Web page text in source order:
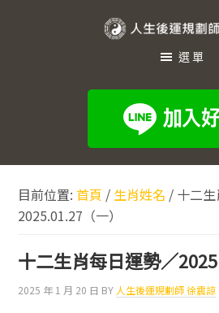
規
師
徐
震
諒
選單
目前位置:首頁 / 生肖姓名 / 十二
2025.01.27（一）
十二生肖每日運勢／
2025 年 1 月 20 日 BY 人生後運規劃師 徐震諒